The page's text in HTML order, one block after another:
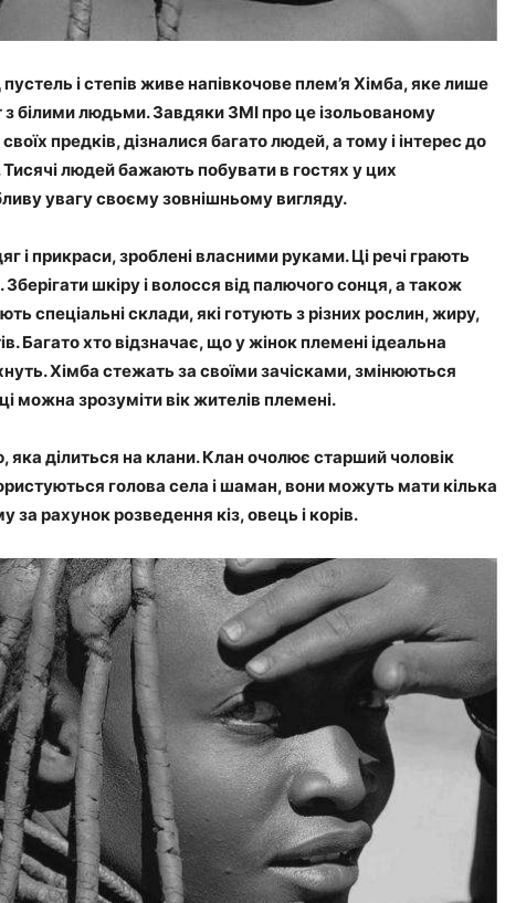
пустель і степів живе напівкочове плем’я Хімба, яке лише
білими людьми. Завдяки ЗМІ про це ізольованому
предків, дізналися багато людей, а тому і інтерес до
людей бажають побувати в гостях у цих
увагу своєму зовнішньому вигляду.
і прикраси, зроблені власними руками. Ці речі грають
шкіру і волосся від палючого сонця, а також
спеціальні склади, які готують з різних рослин, жиру,
Багато хто відзначає, що у жінок племені ідеальна
Хімба стежать за своїми зачісками, змінюються
можна зрозуміти вік жителів племені.
ділиться на клани. Клан очолює старший чоловік
голова села і шаман, вони можуть мати кілька
рахунок розведення кіз, овець і корів.